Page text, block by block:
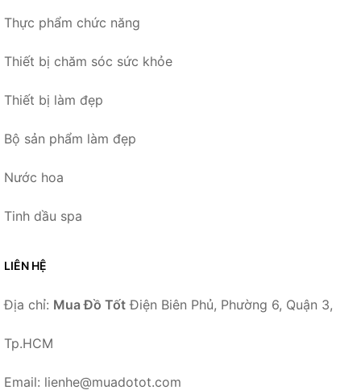
Thực phẩm chức năng
Thiết bị chăm sóc sức khỏe
Thiết bị làm đẹp
Bộ sản phẩm làm đẹp
Nước hoa
Tinh dầu spa
LIÊN HỆ
Địa chỉ: Mua Đồ Tốt Điện Biên Phủ, Phường 6, Quận 3,
Tp.HCM
Email: lienhe@muadotot.com